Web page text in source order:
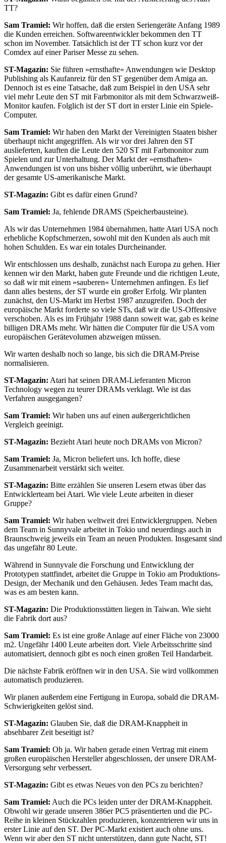
TT?
Sam Tramiel: Wir hoffen, daß die ersten Seriengeräte Anfang 1989
die Kunden erreichen. Softwareentwickler bekommen den TT
schon im November. Tatsächlich ist der TT schon kurz vor der
Comdex auf einer Pariser Messe zu sehen.
ST-Magazin: Sie führen »ernsthafte« Anwendungen wie Desktop
Publishing als Kaufanreiz für den ST gegenüber dem Amiga an.
Dennoch ist es eine Tatsache, daß zum Beispiel in den USA sehr
viel mehr Leute den ST mit Farbmonitor als mit dem Schwarzweiß-
Monitor kaufen. Folglich ist der ST dort in erster Linie ein Spiele-
Computer.
Sam Tramiel: Wir haben den Markt der Vereinigten Staaten bisher
überhaupt nicht angegriffen. Als wir vor drei Jahren den ST
auslieferten, kauften die Leute den 520 ST mit Farbmonitor zum
Spielen und zur Unterhaltung. Der Markt der »ernsthaften«
Anwendungen ist von uns bisher völlig unberührt, wie überhaupt
der gesamte US-amerikanische Markt.
ST-Magazin: Gibt es dafür einen Grund?
Sam Tramiel: Ja, fehlende DRAMS (Speicherbausteine).
Als wir das Unternehmen 1984 übernahmen, hatte Atari USA noch
erhebliche Kopfschmerzen, sowohl mit den Kunden als auch mit
hohen Schulden. Es war ein totales Durcheinander.
Wir entschlossen uns deshalb, zunächst nach Europa zu gehen. Hier
kennen wir den Markt, haben gute Freunde und die richtigen Leute,
so daß wir mit einem »sauberen« Unternehmen anfingen. Es lief
dann alles bestens, der ST wurde ein großer Erfolg. Wir planten
zunächst, den US-Markt im Herbst 1987 anzugreifen. Doch der
europäische Markt forderte so viele STs, daß wir die US-Offensive
verschoben. Als es im Frühjahr 1988 dann soweit war, gab es keine
billigen DRAMs mehr. Wir hätten die Computer für die USA vom
europäischen Gerätevolumen abzweigen müssen.
Wir warten deshalb noch so lange, bis sich die DRAM-Preise
normalisieren.
ST-Magazin: Atari hat seinen DRAM-Lieferanten Micron
Technology wegen zu teurer DRAMs verklagt. Wie ist das
Verfahren ausgegangen?
Sam Tramiel: Wir haben uns auf einen außergerichtlichen
Vergleich geeinigt.
ST-Magazin: Bezieht Atari heute noch DRAMs von Micron?
Sam Tramiel: Ja, Micron beliefert uns. Ich hoffe, diese
Zusammenarbeit verstärkt sich weiter.
ST-Magazin: Bitte erzählen Sie unseren Lesern etwas über das
Entwicklerteam bei Atari. Wie viele Leute arbeiten in dieser
Gruppe?
Sam Tramiel: Wir haben weltweit drei Entwicklergruppen. Neben
dem Team in Sunnyvale arbeitet in Tokio und neuerdings auch in
Braunschweig jeweils ein Team an neuen Produkten. Insgesamt sind
das ungefähr 80 Leute.
Während in Sunnyvale die Forschung und Entwicklung der
Prototypen stattfindet, arbeitet die Gruppe in Tokio am Produktions-
Design, der Mechanik und den Gehäusen. Jedes Team macht das,
was es am besten kann.
ST-Magazin: Die Produktionsstätten liegen in Taiwan. Wie sieht
die Fabrik dort aus?
Sam Tramiel: Es ist eine große Anlage auf einer Fläche von 23000
m2. Ungefähr 1400 Leute arbeiten dort. Viele Arbeitsschritte sind
automatisiert, dennoch gibt es noch einen großen Teil Handarbeit.
Die nächste Fabrik eröffnen wir in den USA. Sie wird vollkommen
automatisch produzieren.
Wir planen außerdem eine Fertigung in Europa, sobald die DRAM-
Schwierigkeiten gelöst sind.
ST-Magazin: Glauben Sie, daß die DRAM-Knappheit in
absehbarer Zeit beseitigt ist?
Sam Tramiel: Oh ja. Wir haben gerade einen Vertrag mit einem
großen europäischen Hersteller abgeschlossen, der unsere DRAM-
Versorgung sehr verbessert.
ST-Magazin: Gibt es etwas Neues von den PCs zu berichten?
Sam Tramiel: Auch die PCs leiden unter der DRAM-Knappheit.
Obwohl wir gerade unseren 386er PC5 präsentierten und die PC-
Reihe in kleinen Stückzahlen produzieren, konzentrieren wir uns in
erster Linie auf den ST. Der PC-Markt existiert auch ohne uns.
Wenn wir aber den ST nicht unterstützen, dann gute Nacht, ST!